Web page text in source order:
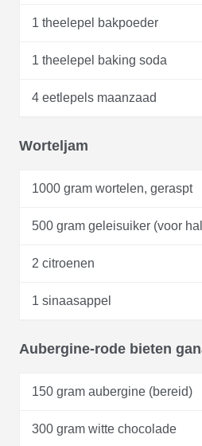
1 theelepel bakpoeder
1 theelepel baking soda
4 eetlepels maanzaad
Worteljam
1000 gram wortelen, geraspt
500 gram geleisuiker (voor
2 citroenen
1 sinaasappel
Aubergine-rode bieten
150 gram aubergine (bereid)
300 gram witte chocolade